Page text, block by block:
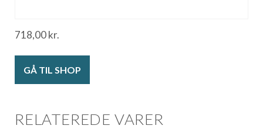
718,00kr.
GÅ TIL SHOP
RELATEREDE VARER